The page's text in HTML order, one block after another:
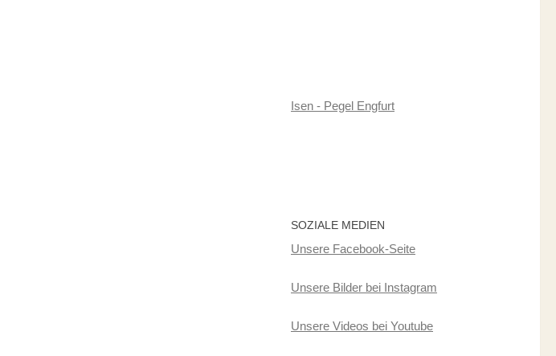
Isen - Pegel Engfurt
SOZIALE MEDIEN
Unsere Facebook-Seite
Unsere Bilder bei Instagram
Unsere Videos bei Youtube